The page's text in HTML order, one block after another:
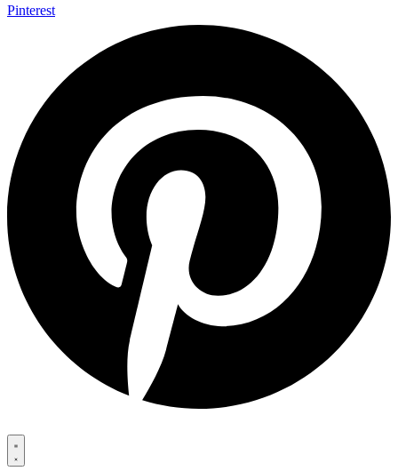
Pinterest